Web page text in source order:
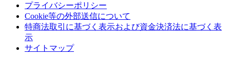
プライバシーポリシー
Cookie等の外部送信について
特商法取引に基づく表示および資金決済法に基づく表
示
サイトマップ